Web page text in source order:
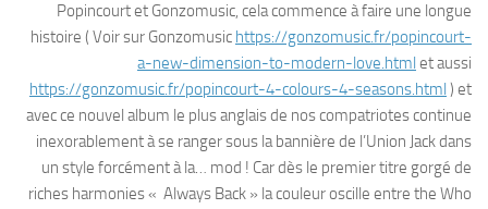
Popincourt et Gonzomusic, cela commence à faire une longue
histoire ( Voir sur Gonzomusic https://gonzomusic.fr/popincourt-
a-new-dimension-to-modern-love.html et aussi
https://gonzomusic.fr/popincourt-4-colours-4-seasons.html ) et
avec ce nouvel album le plus anglais de nos compatriotes continue
inexorablement à se ranger sous la bannière de l’Union Jack dans
un style forcément à la… mod ! Car dès le premier titre gorgé de
riches harmonies « Always Back » la couleur oscille entre the Who